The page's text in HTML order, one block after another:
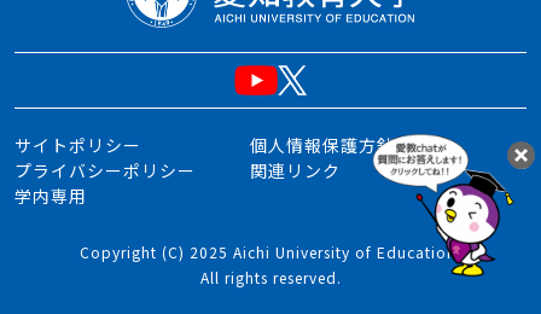
サイトポリシー
個人情報保護方針
プライバシーポリシー
関連リンク
学内専用
Copyright (C) 2025 Aichi University of Education.
All rights reserved.